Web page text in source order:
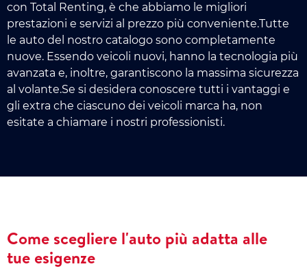
con Total Renting, è che abbiamo le migliori
prestazioni e servizi al prezzo più conveniente.Tutte
le auto del nostro catalogo sono completamente
nuove. Essendo veicoli nuovi, hanno la tecnologia più
avanzata e, inoltre, garantiscono la massima sicurezza
al volante.Se si desidera conoscere tutti i vantaggi e
gli extra che ciascuno dei veicoli marca ha, non
esitate a chiamare i nostri professionisti.
Come scegliere l'auto più adatta alle
tue esigenze